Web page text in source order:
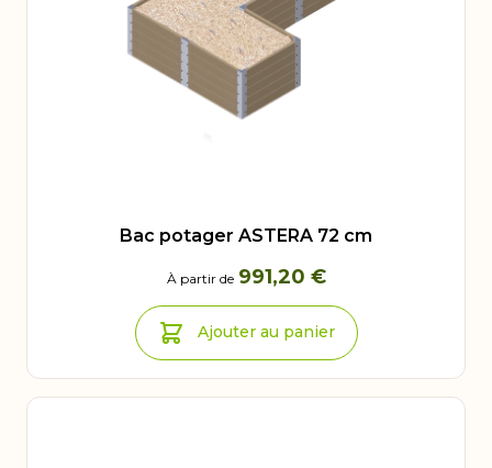
Bac potager ASTERA 72 cm
À partir de 991,20 €
Ajouter au panier